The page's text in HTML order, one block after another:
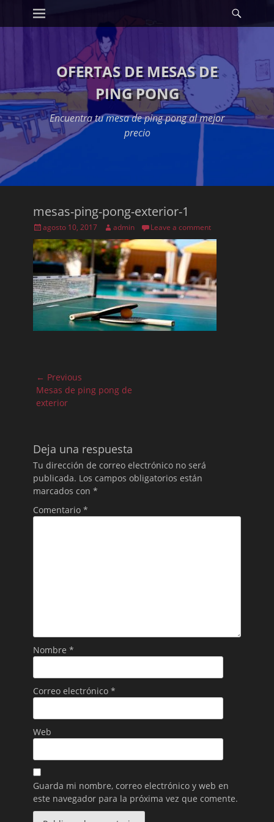
Skip
Primary Menu
OFERTAS DE MESAS DE
PING PONG
Encuentra tu mesa de ping pong al mejor
precio
mesas-ping-pong-exterior-1
Posted
on
agosto 10, 2017 Author
admin Leave a comment
Navegación
de
entradas
← Previous
Previous
post:
Mesas de ping pong de
exterior
Deja una respuesta
Tu dirección de correo electrónico no será
publicada. Los campos obligatorios están
marcados con *
Comentario *
Nombre *
Correo electrónico *
Web
Guarda mi nombre, correo electrónico y web en
este navegador para la próxima vez que comente.